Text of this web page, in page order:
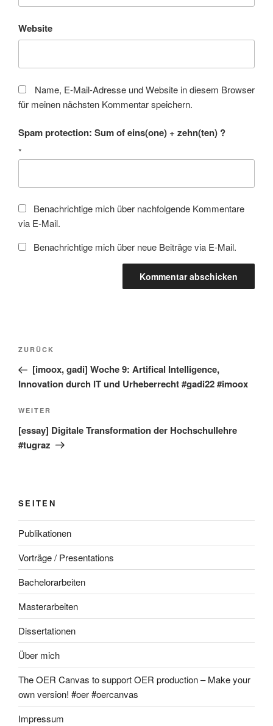
Website
Name, E-Mail-Adresse und Website in diesem Browser
für meinen nächsten Kommentar speichern.
Spam protection: Sum of eins(one) + zehn(ten) ?
*
Benachrichtige mich über nachfolgende Kommentare
via E-Mail.
Benachrichtige mich über neue Beiträge via E-Mail.
Beitragsnavigation
Vorheriger
Beitrag
ZURÜCK
[imoox, gadi] Woche 9: Artifical Intelligence,
Innovation durch IT und Urheberrecht #gadi22 #imoox
Nächster
Beitrag
WEITER
[essay] Digitale Transformation der Hochschullehre
#tugraz
SEITEN
Publikationen
Vorträge / Presentations
Bachelorarbeiten
Masterarbeiten
Dissertationen
Über mich
The OER Canvas to support OER production – Make your
own version! #oer #oercanvas
Impressum